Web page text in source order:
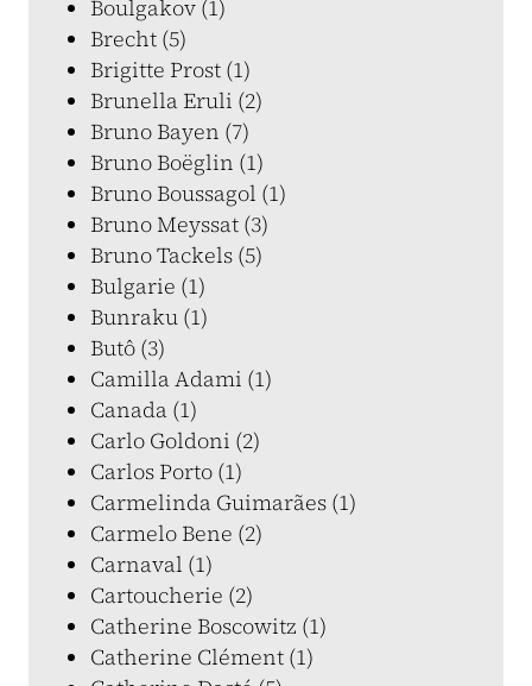
Boulgakov (1)
Brecht (5)
Brigitte Prost (1)
Brunella Eruli (2)
Bruno Bayen (7)
Bruno Boëglin (1)
Bruno Boussagol (1)
Bruno Meyssat (3)
Bruno Tackels (5)
Bulgarie (1)
Bunraku (1)
Butô (3)
Camilla Adami (1)
Canada (1)
Carlo Goldoni (2)
Carlos Porto (1)
Carmelinda Guimarães (1)
Carmelo Bene (2)
Carnaval (1)
Cartoucherie (2)
Catherine Boscowitz (1)
Catherine Clément (1)